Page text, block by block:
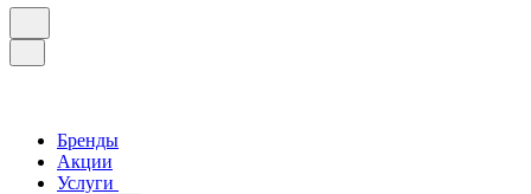
Бренды
Акции
Услуги